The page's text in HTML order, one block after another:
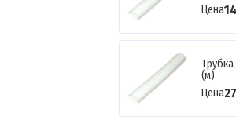
Цена
(м)
Цена